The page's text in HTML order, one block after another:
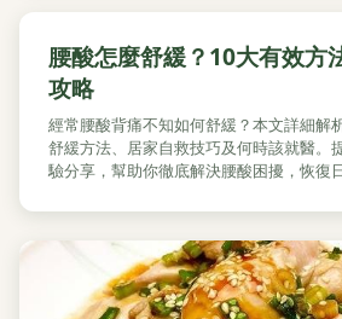
腰酸怎麼舒緩？10大有效方
攻略
經常腰酸背痛不知如何舒緩？本文詳細解
舒緩方法、居家自救技巧及何時該就醫。
驗分享，幫助你徹底解決腰酸困擾，恢復